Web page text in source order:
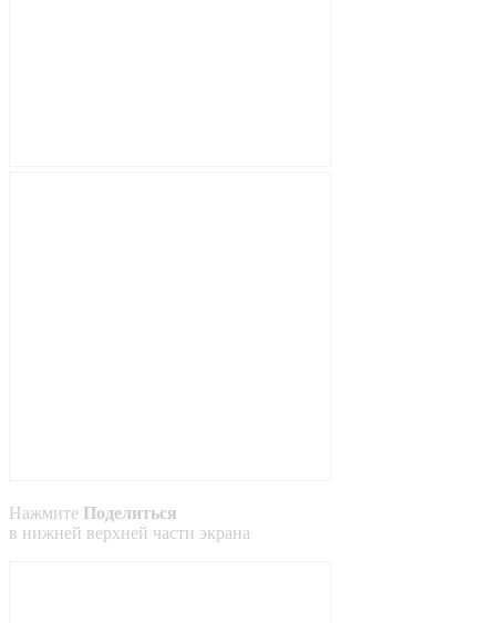
Нажмите Поделиться
в нижней верхней части экрана